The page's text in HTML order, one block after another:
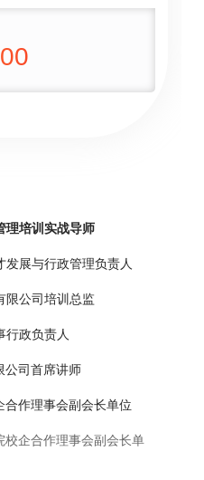
首席讲师
理事会副会长单位
合作理事会副会长单位
资源与行政管理顾问
理培训 实战导师
发展与行政管理负责人
限公司培训总监
行政负责人
公司 首席讲师
合作理事会副会长单位
校企合作理事会副会长单